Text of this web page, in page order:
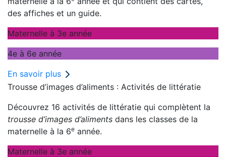
des affiches et un guide.
Maternelle à 3e année
4e à 6e année
En savoir plus
Trousse d’images d’aliments : Activités de littératie
Découvrez 16 activités de littératie qui complètent la
trousse d’images d’aliments dans les classes de la
maternelle à la 6e année.
Maternelle à 3e année